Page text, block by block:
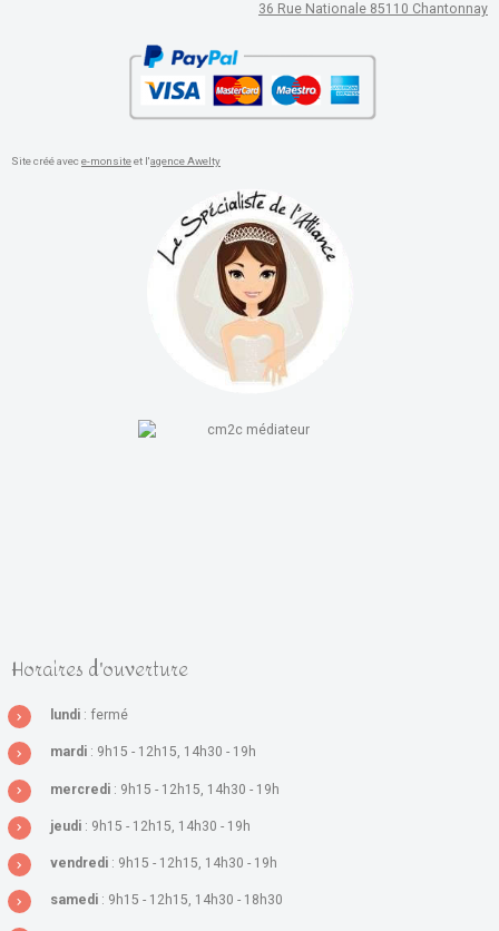
36 Rue Nationale 85110 Chantonnay
Site créé avece-monsiteet l'agence Awelty
Horaires d'ouverture
lundi : fermé
mardi : 9h15 - 12h15, 14h30 - 19h
mercredi : 9h15 - 12h15, 14h30 - 19h
jeudi : 9h15 - 12h15, 14h30 - 19h
vendredi : 9h15 - 12h15, 14h30 - 19h
samedi : 9h15 - 12h15, 14h30 - 18h30